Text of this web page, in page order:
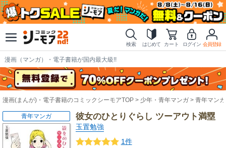
検索 はじめて カート ログイン 会員登録
漫画（マンガ）・電子書籍が国内最大級!!
漫画(まんが)・電子書籍のコミックシーモアTOP 少年・青年マンガ 青年マンガ
彼女のひとりぐらし ツーアウト満塁
玉置勉強
1件
青年マンガ